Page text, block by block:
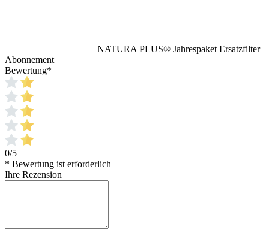
NATURA PLUS® Jahrespaket Ersatzfilter
Abonnement
Bewertung*
0/5
* Bewertung ist erforderlich
Ihre Rezension